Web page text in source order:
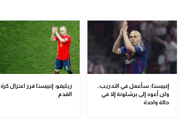
إنييستا: سأعمل في التدريب..
ولن أعود إلى برشلونة إلا في
حالة واحدة
ريليفو: إنييستا قرر اعتزال كرة
القدم